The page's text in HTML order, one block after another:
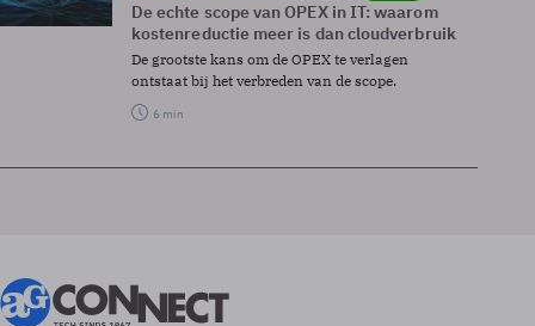
De echte scope van OPEX in IT: waarom
kostenreductie meer is dan cloudverbruik
De grootste kans om de OPEX te verlagen
ontstaat bij het verbreden van de scope.
6 min